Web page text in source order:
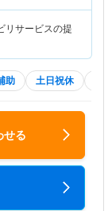
リサービスの提
助 土日祝休
せる